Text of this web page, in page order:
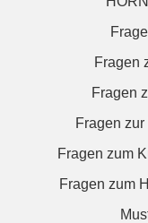
Fragen
Fragen
Fragen
Fragen zum
Fragen zum